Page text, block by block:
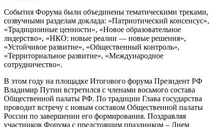
События Форума были объединены тематическими треками,
созвучными разделам доклада: «Патриотический консенсус»,
«Традиционные ценности», «Новое образовательное
лидерство», «НКО: новые реалии — новые решения»,
«Устойчивое развитие», «Общественный контроль»,
«Территориальное развитие», «Международное
сотрудничество».
В этом году на площадке Итогового форума Президент РФ
Владимир Путин встретился с членами восьмого состава
Общественной палаты РФ. По традиции Глава государства
проводит встречу с новым составом Общественной палаты
России по завершении его формирования. Поздравляя
участников Форума с предстоящим праздником – Днем